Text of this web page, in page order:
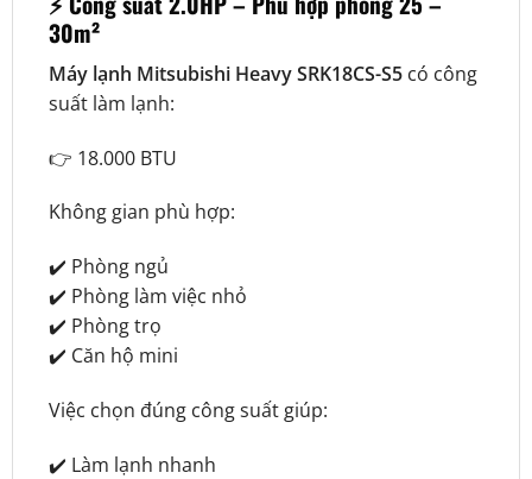
30m²
Máy lạnh Mitsubishi Heavy SRK18CS-S5có công
suất làm lạnh:
👉 18.000 BTU
Không gian phù hợp:
✔️ Phòng ngủ
✔️ Phòng làm việc nhỏ
✔️ Phòng trọ
✔️ Căn hộ mini
Việc chọn đúng công suất giúp:
✔️ Làm lạnh nhanh